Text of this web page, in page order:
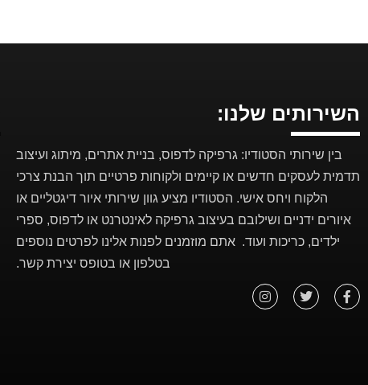
השירותים שלנו:
בין שירותי הסטודיו: גרפיקה לדפוס, בניית אתרים, מיתוג ועיצוב
תדמית לעסקים חדשים או קיימים ולקוחות פרטיים תוך הבנת צרכי
הלקוח ויחס אישי. הסטודיו מציע גוון שירותי איור דיגטליים או
איורים ידניים ושילובם בעיצוב גרפיקה לאינטרנט או לדפוס, ספרי
ילדים, כריכות ועוד. אתם מוזמנים לפנות אלינו לפרטים נוספים
בטלפון או בטופס יצירת קשר.